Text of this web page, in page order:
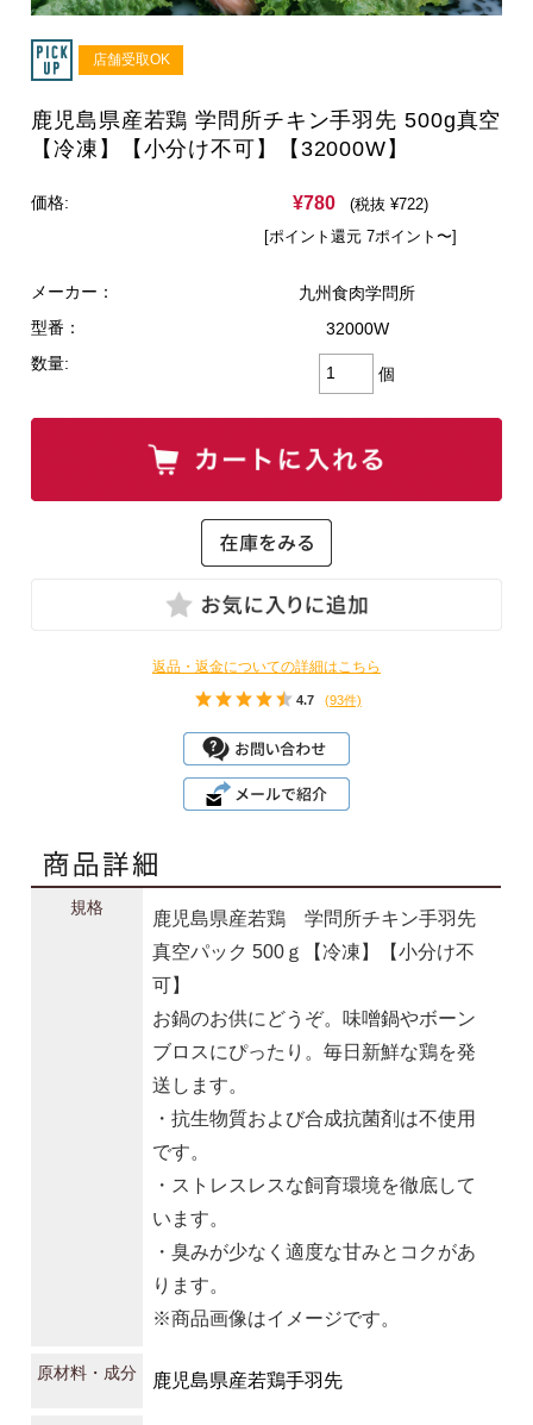
店舗受取OK
鹿児島県産若鶏 学問所チキン手羽先 500g真空
【冷凍】【小分け不可】【32000W】
価格: ¥780
(税抜 ¥722)
[ポイント還元 7ポイント〜]
メーカー：
九州食肉学問所
型番：
32000W
数量:
個
返品・返金についての詳細はこちら
4.7 (93件)
規格
鹿児島県産若鶏 学問所チキン手羽先
真空パック 500ｇ【冷凍】【小分け不
可】
お鍋のお供にどうぞ。味噌鍋やボーン
ブロスにぴったり。毎日新鮮な鶏を発
送します。
・抗生物質および合成抗菌剤は不使用
です。
・ストレスレスな飼育環境を徹底して
います。
・臭みが少なく適度な甘みとコクがあ
ります。
※商品画像はイメージです。
原材料・成分 鹿児島県産若鶏手羽先